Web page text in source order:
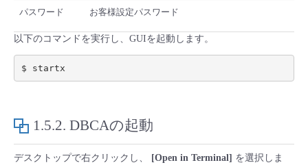
- クラウド / サーバー
- vUTM2
パスワード お客様設定パスワード
以下のコマンドを実行し、GUIを起動します。
1.5.2. DBCAの起動
デスクトップで右クリックし、 [Open in Terminal] を選択しま